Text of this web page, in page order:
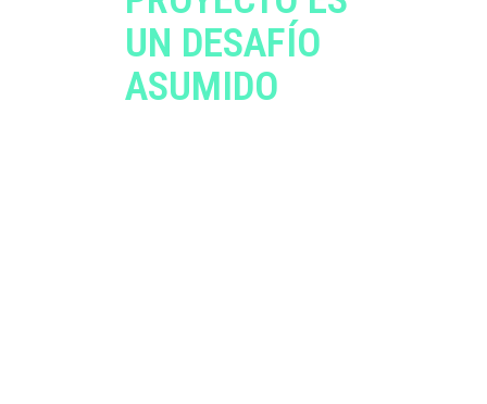
UN DESAFÍO
ASUMIDO